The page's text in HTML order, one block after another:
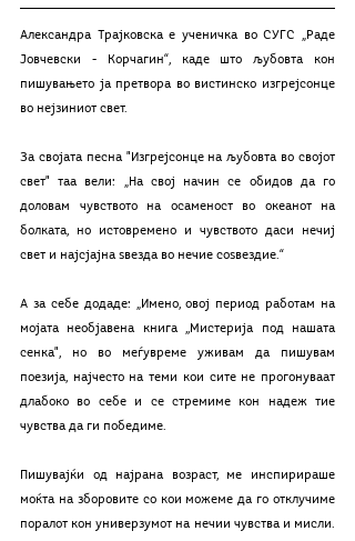
Александра Трајковска е ученичка во СУГС „Раде
Јовчевски - Корчагин“, каде што љубовта кон
пишувањето ја претвора во вистинско изгрејсонце
во нејзиниот свет.
За својата песна "Изгрејсонце на љубовта во својот
свет" таа вели: „На свој начин се обидов да го
доловам чувството на осаменост во океанот на
болката, но истовремено и чувството даси нечиј
свет и најсјајна ѕвезда во нечие соѕвездие.“
А за себе додаде: „Имено, овој период работам на
мојата необјавена книга ,,Мистерија под нашата
сенка", но во меѓувреме уживам да пишувам
поезија, најчесто на теми кои сите не прогонуваат
длабоко во себе и се стремиме кон надеж тие
чувства да ги победиме.
Пишувајќи од најрана возраст, ме инспирираше
моќта на зборовите со кои можеме да го отклучиме
поралот кон универзумот на нечии чувства и мисли.